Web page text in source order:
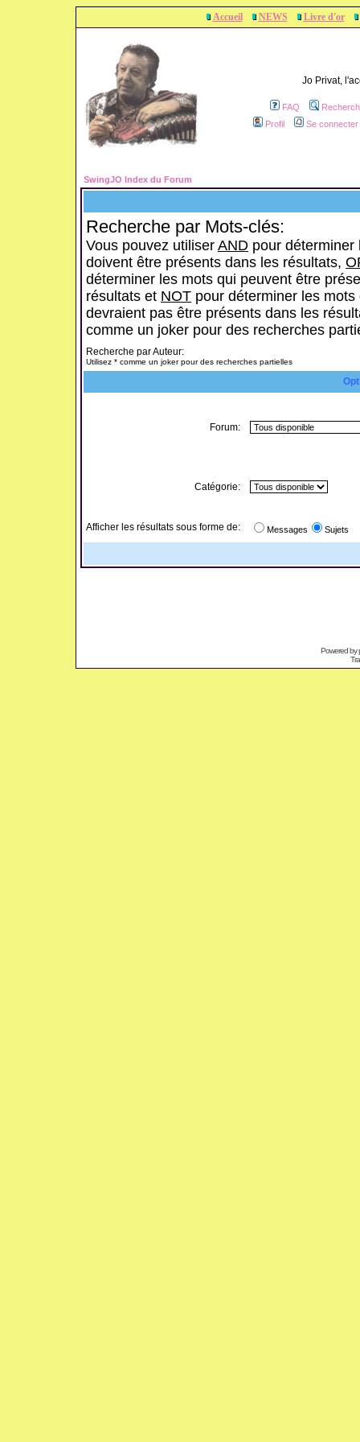
Accueil NEWS Livre d'or
Jo Privat,
FAQ
Profil
Se
SwingJO Index du Forum
Recherche par Mots-clés:
Vous pouvez utiliser AND pour déterminer
doivent être présents dans les résultats,
déterminer les mots qui peuvent être
résultats et NOT pour déterminer les mots
devraient pas être présents dans les
comme un joker pour des recherches
Recherche par Auteur:
Utilisez * comme un joker pour des recherches partielles
Forum:
Catégorie:
Afficher les résultats sous forme de: Messages Sujets
Powered by